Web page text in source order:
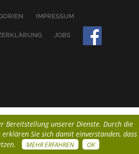
IMPRESSUM
JOBS
Bereitstellung unserer Dienste. Durch die
Sie sich damit einverstanden, dass
MEHR ERFAHREN OK